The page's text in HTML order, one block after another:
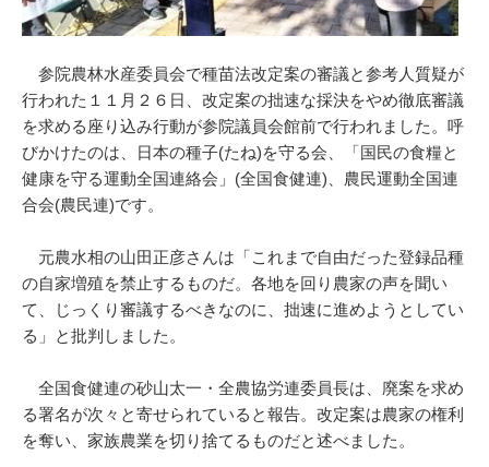
参院農林水産委員会で種苗法改定案の審議と参考人質疑が
行われた１１月２６日、改定案の拙速な採決をやめ徹底審議
を求める座り込み行動が参院議員会館前で行われました。呼
びかけたのは、日本の種子(たね)を守る会、「国民の食糧と
健康を守る運動全国連絡会」(全国食健連)、農民運動全国連
合会(農民連)です。
元農水相の山田正彦さんは「これまで自由だった登録品種
の自家増殖を禁止するものだ。各地を回り農家の声を聞い
て、じっくり審議するべきなのに、拙速に進めようとしてい
る」と批判しました。
全国食健連の砂山太一・全農協労連委員長は、廃案を求め
る署名が次々と寄せられていると報告。改定案は農家の権利
を奪い、家族農業を切り捨てるものだと述べました。